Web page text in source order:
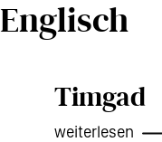
Englisch
Timgad
weiterlesen